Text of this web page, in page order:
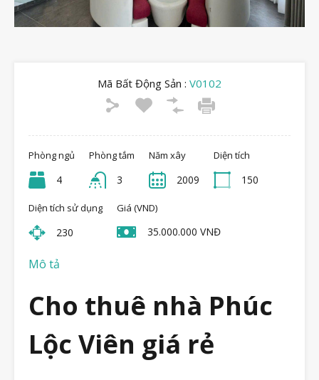
Mã Bất Động Sản : V0102
Phòng ngủ
4
Phòng tắm
3
Năm xây
2009
Diện tích
150
Diện tích sử dụng
230
Giá (VND)
35.000.000 VNĐ
Mô tả
Cho thuê nhà Phúc
Lộc Viên giá rẻ